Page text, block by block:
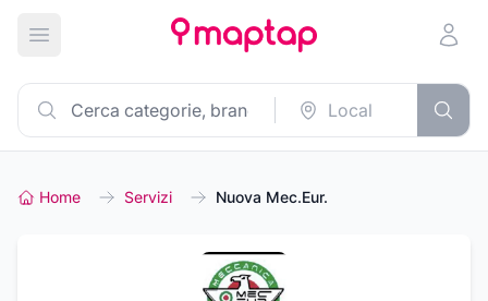
Apri menu principale
Home Servizi Nuova Mec.Eur.